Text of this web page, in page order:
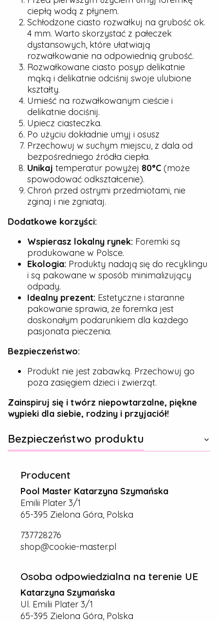
ciepłą wodą z płynem.
Schłodzone ciasto rozwałkuj na grubość ok.
4 mm. Warto skorzystać z pałeczek
dystansowych, które ułatwiają
rozwałkowanie na odpowiednią grubość.
Rozwałkowane ciasto posyp delikatnie
mąką i delikatnie odciśnij swoje ulubione
kształty.
Umieść na rozwałkowanym cieście i
delikatnie dociśnij.
Upiecz ciasteczka.
Po użyciu dokładnie umyj i osusz
Przechowuj w suchym miejscu, z dala od
bezpośredniego źródła ciepła.
Unikaj temperatur powyżej 80°C (może
spowodować odkształcenie).
Chroń przed ostrymi przedmiotami, nie
zginaj i nie zgniataj.
Dodatkowe korzyści:
Wspierasz lokalny rynek: Foremki są
produkowane w Polsce.
Ekologia: Produkty nadają się do recyklingu
i są pakowane w sposób minimalizujący
odpady.
Idealny prezent: Estetyczne i staranne
pakowanie sprawia, że foremka jest
doskonałym podarunkiem dla każdego
pasjonata pieczenia.
Bezpieczeństwo:
Produkt nie jest zabawką. Przechowuj go
poza zasięgiem dzieci i zwierząt.
Zainspiruj się i twórz niepowtarzalne, piękne
wypieki dla siebie, rodziny i przyjaciół!
Bezpieczeństwo produktu
Producent
Pool Master Katarzyna Szymańska
Emilii Plater 3/1
65-395 Zielona Góra, Polska
737728276
shop@cookie-master.pl
Osoba odpowiedzialna na terenie UE
Katarzyna Szymańska
Ul. Emilii Plater 3/1
65-395 Zielona Góra, Polska